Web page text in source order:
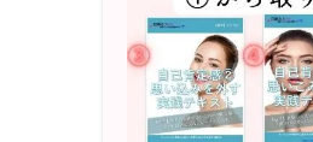
2022年2月〜6月